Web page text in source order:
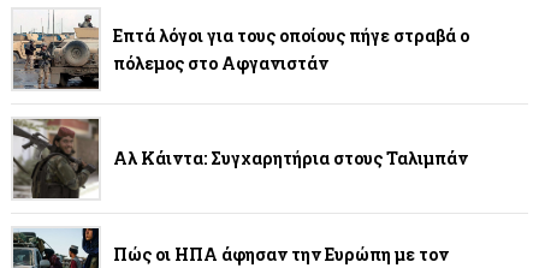
Επτά λόγοι για τους οποίους πήγε στραβά ο
πόλεμος στο Αφγανιστάν
Αλ Κάιντα: Συγχαρητήρια στους Ταλιμπάν
Πώς οι ΗΠΑ άφησαν την Ευρώπη με τον